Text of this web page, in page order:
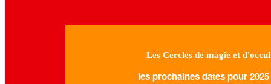
Les Cercles de magie et
les prochaines dates pour 2025